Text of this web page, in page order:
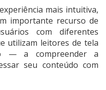
mais intuitiva,
importante recurso de
com diferentes
utilizam leitores de tela
— a compreender a
seu conteúdo com